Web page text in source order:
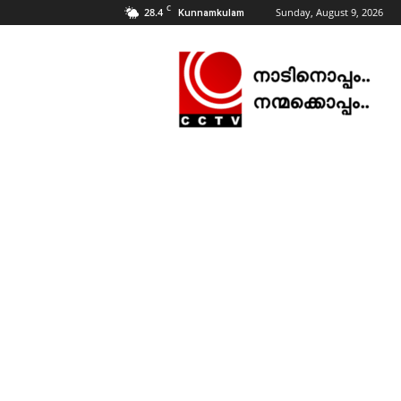
28.4 C Kunnamkulam Sunday, August 9, 2026
NEWS
|
KUNNAMKULAM